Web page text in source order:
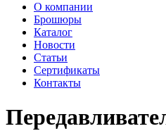
О компании
Брошюры
Каталог
Новости
Статьи
Сертификаты
Контакты